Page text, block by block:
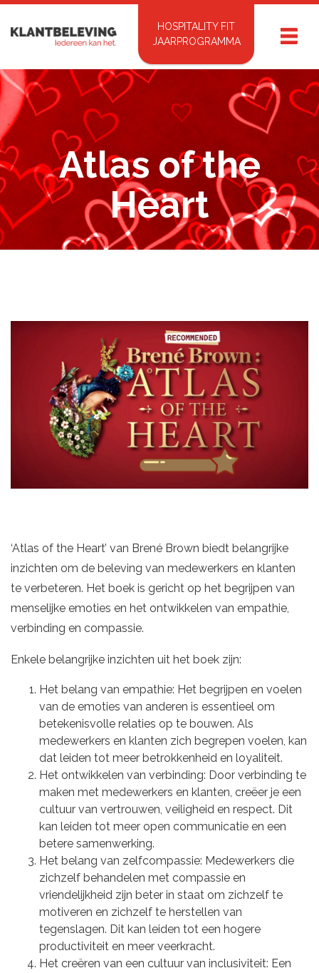
HOSPITALITY FIT
JAARPROGRAMMA
Atlas of the
Heart
‘Atlas of the Heart’ van Brené Brown biedt belangrijke
inzichten om de beleving van medewerkers en klanten
te verbeteren. Het boek is gericht op het begrijpen van
menselijke emoties en het ontwikkelen van empathie,
verbinding en compassie.
Enkele belangrijke inzichten uit het boek zijn:
Het belang van empathie: Het begrijpen en voelen
van de emoties van anderen is essentieel om
betekenisvolle relaties op te bouwen. Als
medewerkers en klanten zich begrepen voelen, kan
dat leiden tot meer betrokkenheid en loyaliteit.
Het ontwikkelen van verbinding: Door verbinding te
maken met medewerkers en klanten, creëer je een
cultuur van vertrouwen, veiligheid en respect. Dit
kan leiden tot meer open communicatie en een
betere samenwerking.
Het belang van zelfcompassie: Medewerkers die
zichzelf behandelen met compassie en
vriendelijkheid zijn beter in staat om zichzelf te
motiveren en zichzelf te herstellen van
tegenslagen. Dit kan leiden tot een hogere
productiviteit en meer veerkracht.
Het creëren van een cultuur van inclusiviteit: Een